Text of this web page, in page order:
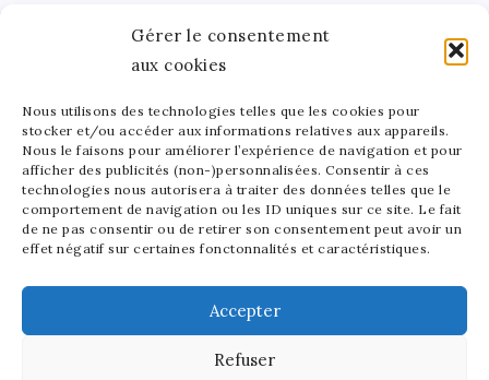
Gérer le consentement
aux cookies
Nous utilisons des technologies telles que les cookies pour
stocker et/ou accéder aux informations relatives aux appareils.
Nous le faisons pour améliorer l’expérience de navigation et pour
afficher des publicités (non-)personnalisées. Consentir à ces
technologies nous autorisera à traiter des données telles que le
comportement de navigation ou les ID uniques sur ce site. Le fait
de ne pas consentir ou de retirer son consentement peut avoir un
effet négatif sur certaines fonctonnalités et caractéristiques.
Accepter
Refuser
Tinger
Léa Tinger
Fondatrice
Fondatrice de FortunedeStar.com, je fusionne ma
passion pour les cultures et l'économie des célébrités.
Entre la gestion de mon site et la poterie, je trouve le
bonheur dans l'équilibre de mes activités. Mère d'un
bout de chou de 5 ans, je partage avec lui l'amour de
l'art sous toutes ses formes.